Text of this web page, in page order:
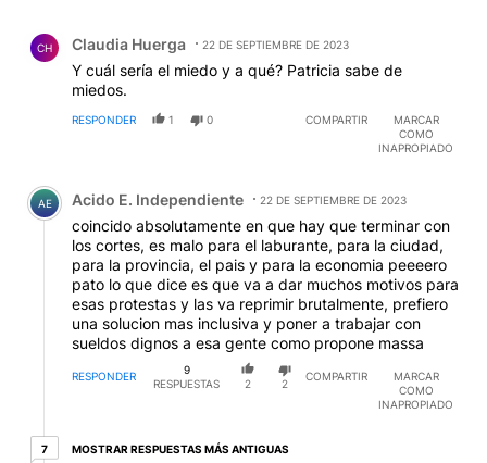
CH Claudia Huerga 22 DE SEPTIEMBRE DE 2023
Y cuál sería el miedo y a qué? Patricia sabe de
miedos.
RESPONDER 1 0 COMPARTIR
MARCAR
COMO
INAPROPIADO
Comentario de Acido E. Independiente.
AE Acido E. Independiente 22 DE SEPTIEMBRE DE 2023
coincido absolutamente en que hay que terminar con
los cortes, es malo para el laburante, para la ciudad,
para la provincia, el pais y para la economia peeeero
pato lo que dice es que va a dar muchos motivos para
esas protestas y las va reprimir brutalmente, prefiero
una solucion mas inclusiva y poner a trabajar con
sueldos dignos a esa gente como propone massa
RESPONDER
9
RESPUESTAS
2 2
COMPARTIR
MARCAR
COMO
INAPROPIADO
77 respuestas más antiguas
MOSTRAR RESPUESTAS MÁS ANTIGUAS